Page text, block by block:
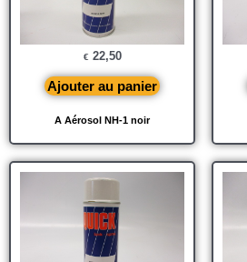
A Aérosol NH-1 noir
€ 22,50
Ajouter au panier